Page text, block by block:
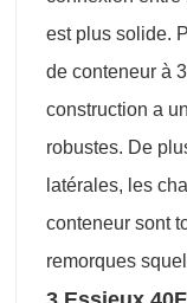
est plus solide.
de conteneur à
construction a
robustes. De
latérales, les
conteneur sont
remorques